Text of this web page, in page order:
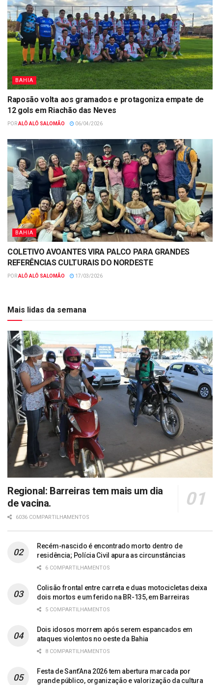
BAHIA
Raposão volta aos gramados e protagoniza empate de
12 gols em Riachão das Neves
PORALÔ ALÔ SALOMÃO 06/04/2026
BAHIA
COLETIVO AVOANTES VIRA PALCO PARA GRANDES
REFERÊNCIAS CULTURAIS DO NORDESTE
PORALÔ ALÔ SALOMÃO 17/03/2026
Mais lidas da semana
Regional: Barreiras tem mais um dia
de vacina.
6036 COMPARTILHAMENTOS
Recém-nascido é encontrado morto dentro de
residência; Polícia Civil apura as circunstâncias
6 COMPARTILHAMENTOS
Colisão frontal entre carreta e duas motocicletas deixa
dois mortos e um ferido na BR-135, em Barreiras
5 COMPARTILHAMENTOS
Dois idosos morrem após serem espancados em
ataques violentos no oeste da Bahia
8 COMPARTILHAMENTOS
Festa de Sant’Ana 2026 tem abertura marcada por
grande público, organização e valorização da cultura